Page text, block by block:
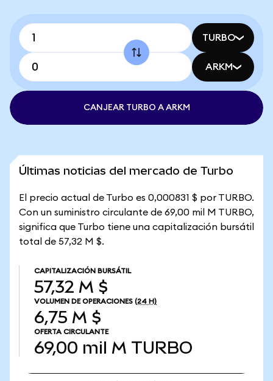
TURBO
ARKM
CANJEAR TURBO A ARKM
Últimas noticias del mercado de Turbo
El precio actual de Turbo es 0,000831 $ por TURBO.
Con un suministro circulante de 69,00 mil M TURBO,
significa que Turbo tiene una capitalización bursátil
total de 57,32 M $.
CAPITALIZACIÓN BURSÁTIL
57,32 M $
VOLUMEN DE OPERACIONES (24 H)
6,75 M $
OFERTA CIRCULANTE
69,00 mil M TURBO